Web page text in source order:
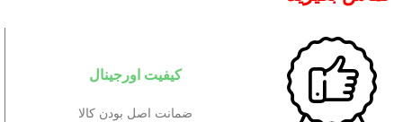
کیفیت اورجینال
ضمانت اصل بودن کالا